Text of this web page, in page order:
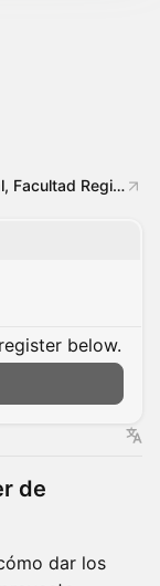
UTN Universidad Tecnológica Nacional, Facultad Regional Mar del Plata
below.
de
dar los